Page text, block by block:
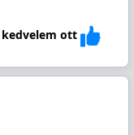
kedvelem ott